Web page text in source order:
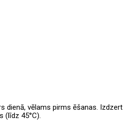
dienā, vēlams pirms ēšanas. Izdzert
45°C).